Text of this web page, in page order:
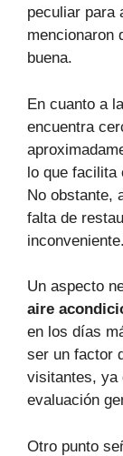
peculiar para
mencionaron
buena.
En cuanto a
encuentra
lo que facilita
No obstante,
falta de
inconveniente.
Un aspecto
aire
en los días
ser un factor
visitantes, ya
evaluación
Otro punto